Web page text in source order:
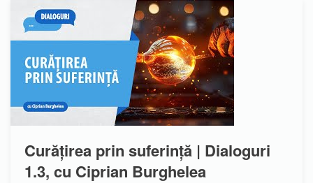
Curățirea prin suferință | Dialoguri
1.3, cu Ciprian Burghelea